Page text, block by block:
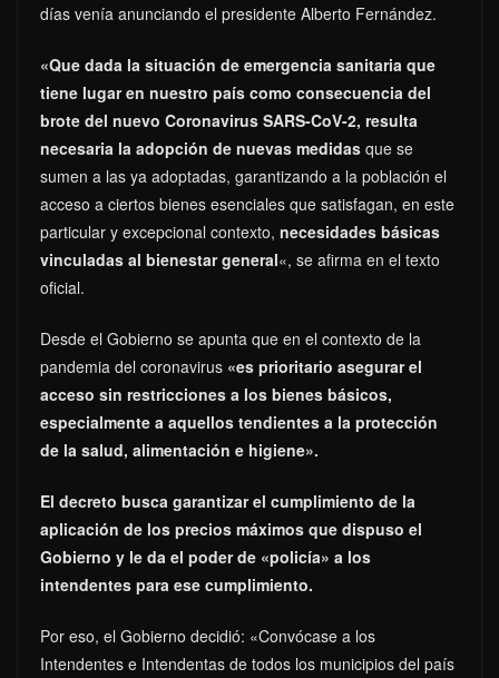
días venía anunciando el presidente Alberto Fernández.
«Que dada la situación de emergencia sanitaria que
tiene lugar en nuestro país como consecuencia del
brote del nuevo Coronavirus SARS-CoV-2, resulta
necesaria la adopción de nuevas medidas que se
sumen a las ya adoptadas, garantizando a la población el
acceso a ciertos bienes esenciales que satisfagan, en este
particular y excepcional contexto, necesidades básicas
vinculadas al bienestar general«, se afirma en el texto
oficial.
Desde el Gobierno se apunta que en el contexto de la
pandemia del coronavirus «es prioritario asegurar el
acceso sin restricciones a los bienes básicos,
especialmente a aquellos tendientes a la protección
de la salud, alimentación e higiene».
El decreto busca garantizar el cumplimiento de la
aplicación de los precios máximos que dispuso el
Gobierno y le da el poder de «policía» a los
intendentes para ese cumplimiento.
Por eso, el Gobierno decidió: «Convócase a los
Intendentes e Intendentas de todos los municipios del país